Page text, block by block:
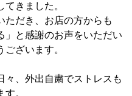
きました。
ただき、お店の方からも
」と感謝のお声をいただい
ざいます。
々、外出自粛でストレスも
。